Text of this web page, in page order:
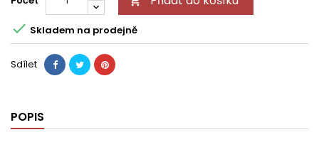
 Skladem na prodejně
Sdílet
POPIS